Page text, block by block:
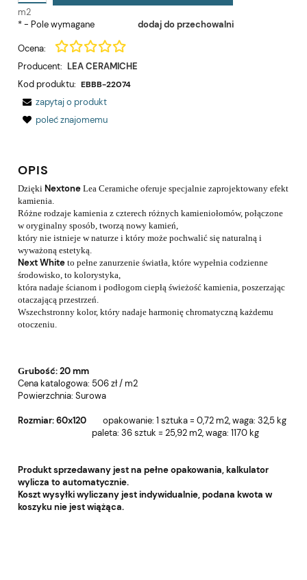
m2
dodaj do przechowalni
*- Pole wymagane
Ocena:
Producent: LEA CERAMICHE
Kod produktu: EBBB-22074
zapytaj o produkt
poleć znajomemu
OPIS
Dzięki Nextone Lea Ceramiche oferuje specjalnie zaprojektowany efekt
kamienia.
Różne rodzaje kamienia z czterech różnych kamieniołomów, połączone
w oryginalny sposób, tworzą nowy kamień,
który nie istnieje w naturze i który może pochwalić się naturalną i
wyważoną estetyką.
Next White to pełne zanurzenie światła, które wypełnia codzienne
środowisko, to kolorystyka,
która nadaje ścianom i podłogom ciepłą świeżość kamienia, poszerzając
otaczającą przestrzeń.
Wszechstronny kolor, który nadaje harmonię chromatyczną każdemu
otoczeniu.
Grubość: 20mm
Cena katalogowa: 506 zł / m2
Powierzchnia: Surowa
Rozmiar: 60x120 opakowanie: 1 sztuka = 0,72 m2, waga: 32,5 kg
paleta: 36 sztuk = 25,92 m2, waga: 1170 kg
Produkt sprzedawany jest na pełne opakowania, kalkulator
wylicza to automatycznie.
Koszt wysyłki wyliczany jest indywidualnie, podana kwota w
koszyku nie jest wiążąca.